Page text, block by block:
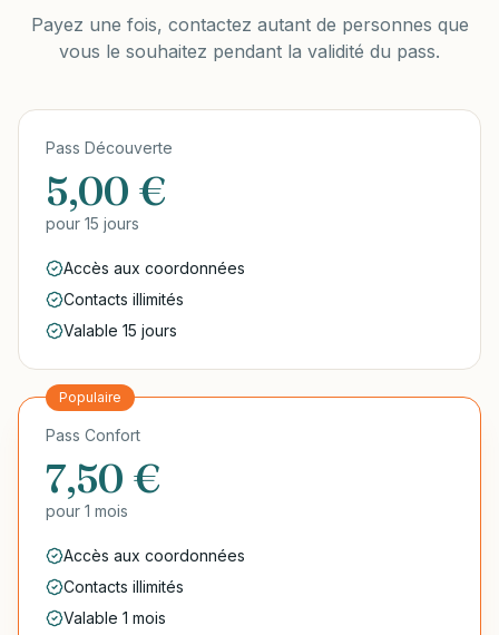
Payez une fois, contactez autant de personnes que
vous le souhaitez pendant la validité du pass.
Pass Découverte
5,00 €
pour 15 jours
Accès aux coordonnées
Contacts illimités
Valable 15 jours
Populaire
Pass Confort
7,50 €
pour 1 mois
Accès aux coordonnées
Contacts illimités
Valable 1 mois